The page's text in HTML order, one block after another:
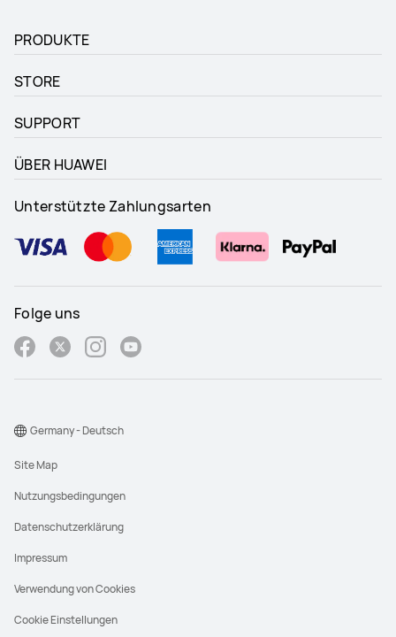
PRODUKTE
STORE
SUPPORT
ÜBER HUAWEI
Unterstützte Zahlungsarten
Folge uns
Site Map
Nutzungsbedingungen
Datenschutzerklärung
Impressum
Verwendung von Cookies
Cookie Einstellungen
Germany - Deutsch